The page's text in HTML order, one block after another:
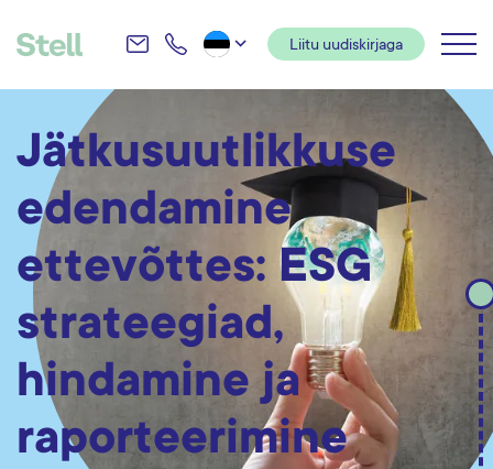
Koolitus- ja
kompetentsikeskus
Liitu uudiskirjaga
Jätkusuutlikkuse
edendamine
ettevõttes: ESG
strateegiad,
hindamine ja
raporteerimine